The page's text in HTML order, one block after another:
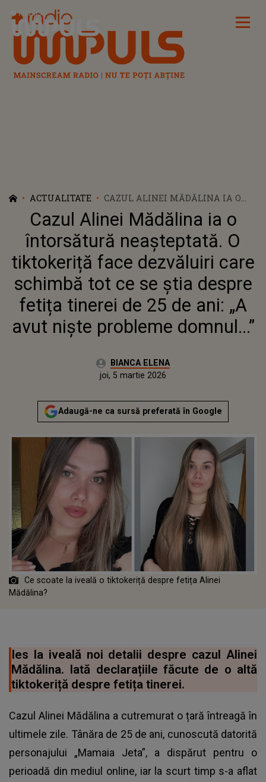
Radio Impuls
ACTUALITATE
CAZUL ALINEI MĂDĂLINA IA O
ÎNTORSĂTURĂ NEAȘTEPTATĂ. O
TIKTOKERIȚĂ FACE DEZVĂLUIRI
CARE SCHIMBĂ TOT CE SE ȘTIA
DESPRE FETIȚA TINEREI DE 25 DE
ANI: „A AVUT NIȘTE PROBLEME
Cazul Alinei Mădălina ia o
întorsătură neașteptată. O
tiktokeriță face dezvăluiri care
schimbă tot ce se știa despre
fetița tinerei de 25 de ani: „A
avut niște probleme domnul...”
Autor:BIANCA ELENA
Actualizat:
joi, 5 martie 2026
Adaugă-ne ca sursă preferată în Google
Ce scoate la iveală o tiktokeriță despre fetița Alinei
Mădălina?
Ies la iveală noi detalii despre cazul Alinei
Mădălina. Iată declarațiile făcute de o altă
tiktokeriță despre fetița tinerei.
Cazul Alinei Mădălina a cutremurat o țară întreagă în
ultimele zile. Tânăra de 25 de ani, cunoscută datorită
personajului „Mamaia Jeta”, a dispărut pentru o
perioadă din mediul online, iar la scurt timp s-a aflat